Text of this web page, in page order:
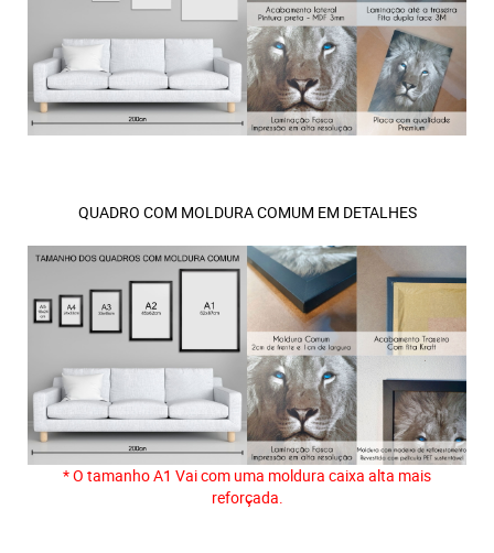
QUADRO COM MOLDURA COMUM EM DETALHES
* O tamanho A1 Vai com uma moldura caixa alta mais
reforçada.